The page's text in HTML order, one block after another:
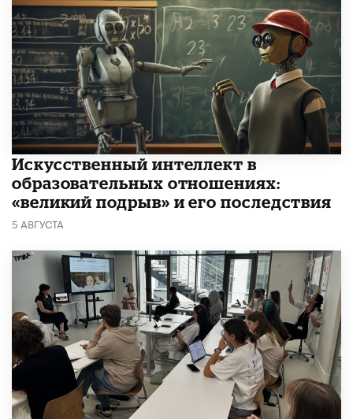
​Искусственный интеллект в
образовательных отношениях:
«великий подрыв» и его последствия
5 АВГУСТА